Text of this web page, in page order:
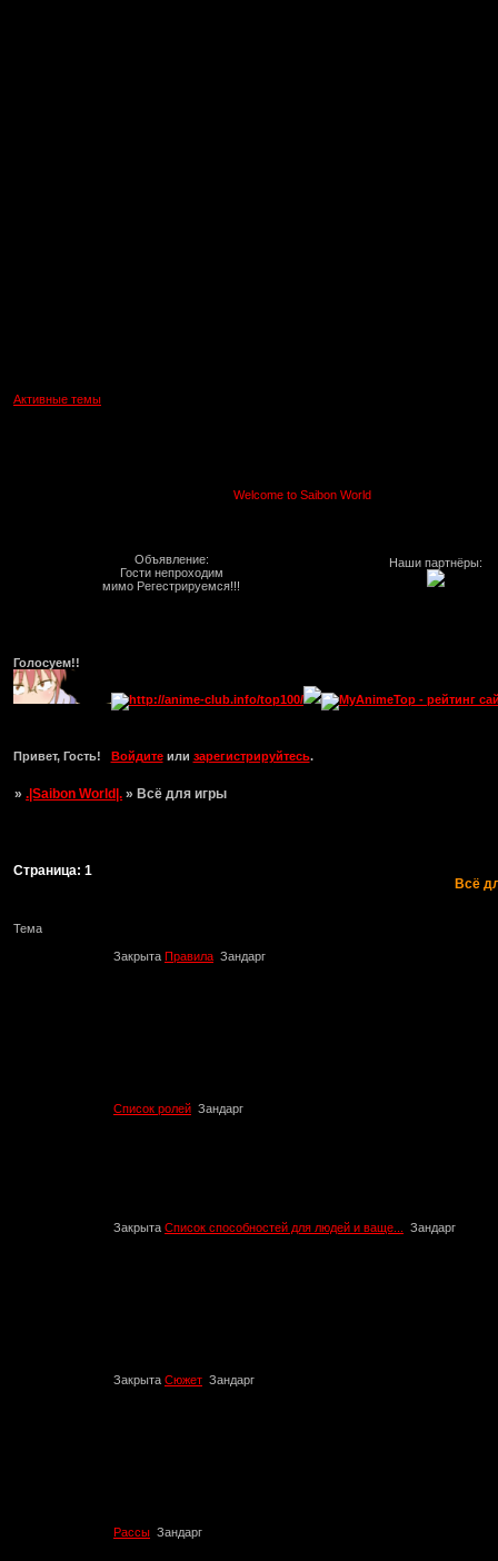
Активные темы
Welcome to Saibon World
Объявление:
Гости непроходим
мимо Регестрируемся!!!
Наши партнёры:
Голосуем!!
Привет, Гость! Войдитеили зарегистрируйтесь.
».|Saibon World|. »Всё для игры
Всё
Страница:1
Тема
Закрыта Правила Зандарг
Список ролей Зандарг
Закрыта Список способностей для людей и ваще... Зандарг
Закрыта Сюжет Зандарг
Рассы Зандарг